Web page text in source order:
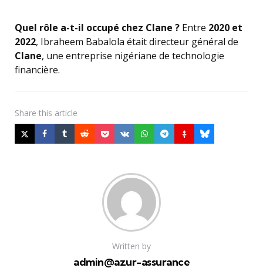
Quel rôle a-t-il occupé chez Clane ? Entre 2020 et
2022, Ibraheem Babalola était directeur général de
Clane, une entreprise nigériane de technologie
financière.
Share this article
Written by
admin@azur-assurance